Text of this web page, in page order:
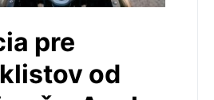
pre
od